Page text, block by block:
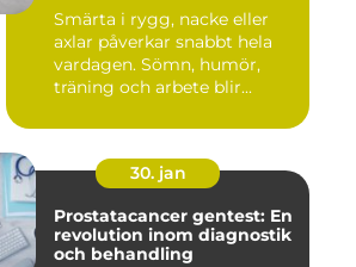
Smärta i rygg, nacke eller
axlar påverkar snabbt hela
vardagen. Sömn, humör,
träning och arbete blir...
30. jan
Prostatacancer gentest: En
revolution inom diagnostik
och behandling